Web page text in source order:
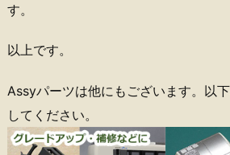
す。
以上です。
Assyパーツは他にもございます。以
してください。